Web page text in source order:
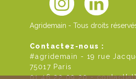
Agridemain - Tous droits
Contactez-nous :
#agridemain - 19 rue
75017 Paris
01 46 22 09 20 -